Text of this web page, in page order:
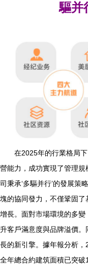
驅并
在2025年的行業格局
營能力，成功實現了管理
司秉承‘多驅并行’的發展策
塊的協同發力，不僅鞏固
增長。面對市場環境的多
升客戶滿意度與品牌溢價
長的新引擎。據年報分析，
全年總合約建筑面積已突